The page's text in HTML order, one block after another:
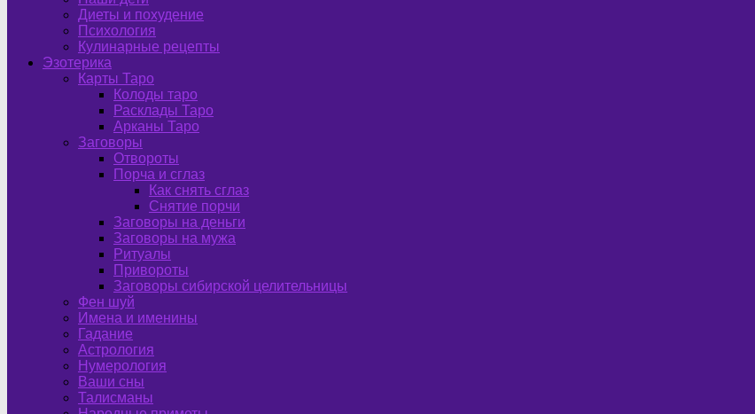
Диеты и похудение
Психология
Кулинарные рецепты
Эзотерика
Карты Таро
Колоды таро
Расклады Таро
Арканы Таро
Заговоры
Отвороты
Порча и сглаз
Как снять сглаз
Снятие порчи
Заговоры на деньги
Заговоры на мужа
Ритуалы
Привороты
Заговоры сибирской целительницы
Фен шуй
Имена и именины
Гадание
Астрология
Нумерология
Ваши сны
Талисманы